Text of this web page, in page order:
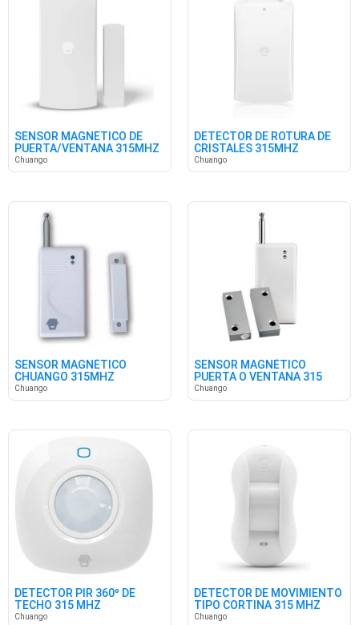
SENSOR MAGNÉTICO DE
PUERTA/VENTANA 315MHZ
Chuango
DETECTOR DE ROTURA DE
CRISTALES 315MHZ
Chuango
SENSOR MAGNÉTICO
CHUANGO 315MHZ
Chuango
SENSOR MAGNÉTICO
PUERTA O VENTANA 315
MHZ
Chuango
DETECTOR PIR 360º DE
TECHO 315 MHZ
Chuango
DETECTOR DE MOVIMIENTO
TIPO CORTINA 315 MHZ
Chuango